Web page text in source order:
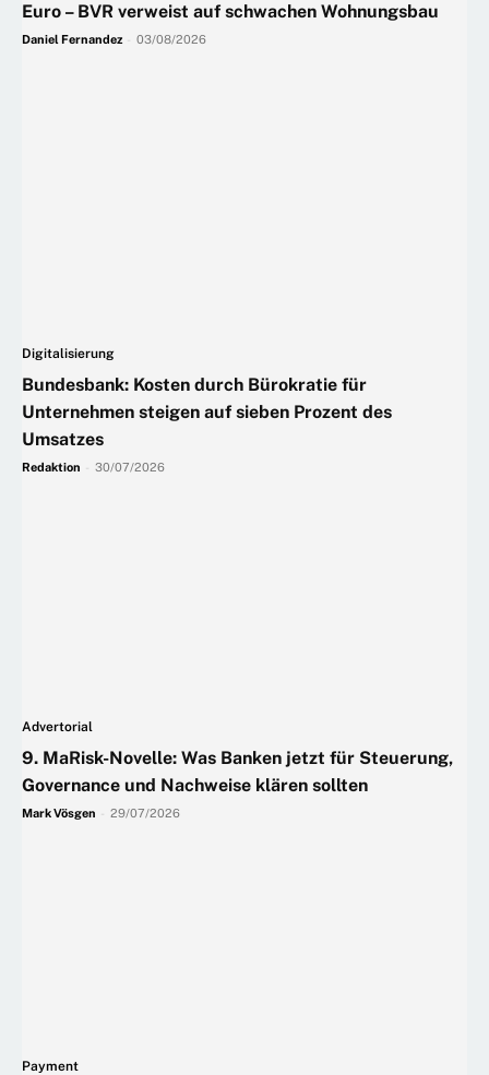
Euro – BVR verweist auf schwachen Wohnungsbau
Daniel Fernandez 03/08/2026
Digitalisierung
Bundesbank: Kosten durch Bürokratie für
Unternehmen steigen auf sieben Prozent des
Umsatzes
Redaktion 30/07/2026
Advertorial
9. MaRisk-Novelle: Was Banken jetzt für Steuerung,
Governance und Nachweise klären sollten
Mark Vösgen 29/07/2026
Payment